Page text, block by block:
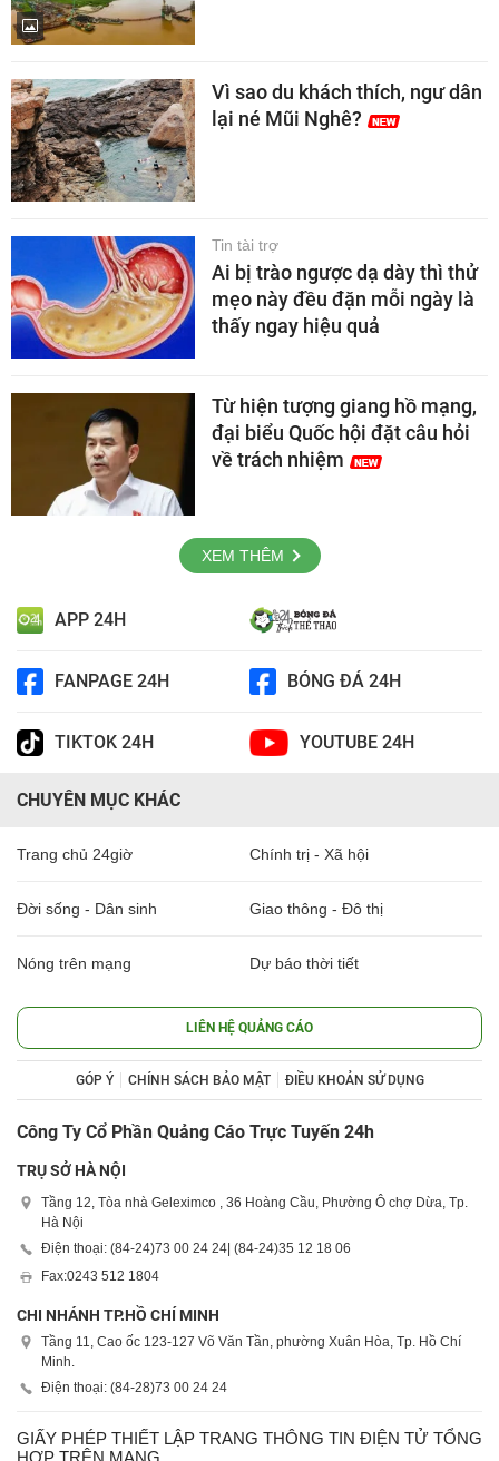
Vì sao du khách thích, ngư dân
lại né Mũi Nghê?
Tin tài trợ
Ai bị trào ngược dạ dày thì thử
mẹo này đều đặn mỗi ngày là
thấy ngay hiệu quả
Từ hiện tượng giang hồ mạng,
đại biểu Quốc hội đặt câu hỏi
về trách nhiệm
XEM THÊM
APP 24H
FANPAGE 24H BÓNG ĐÁ 24H
TIKTOK 24H YOUTUBE 24H
CHUYÊN MỤC KHÁC
Trang chủ 24giờ Chính trị - Xã hội
Đời sống - Dân sinh Giao thông - Đô thị
Nóng trên mạng Dự báo thời tiết
LIÊN HỆ QUẢNG CÁO
GÓP Ý CHÍNH SÁCH BẢO MẬT ĐIỀU KHOẢN SỬ DỤNG
Công Ty Cổ Phần Quảng Cáo Trực Tuyến 24h
TRỤ SỞ HÀ NỘI
Tầng 12, Tòa nhà Geleximco , 36 Hoàng Cầu, Phường Ô chợ Dừa, Tp.
Hà Nội
Điện thoại: (84-24)73 00 24 24| (84-24)35 12 18 06
Fax:0243 512 1804
CHI NHÁNH TP.HỒ CHÍ MINH
Tầng 11, Cao ốc 123-127 Võ Văn Tần, phường Xuân Hòa, Tp. Hồ Chí
Minh.
Điện thoại: (84-28)73 00 24 24
GIẤY PHÉP THIẾT LẬP TRANG THÔNG TIN ĐIỆN TỬ TỔNG
HỢP TRÊN MẠNG.